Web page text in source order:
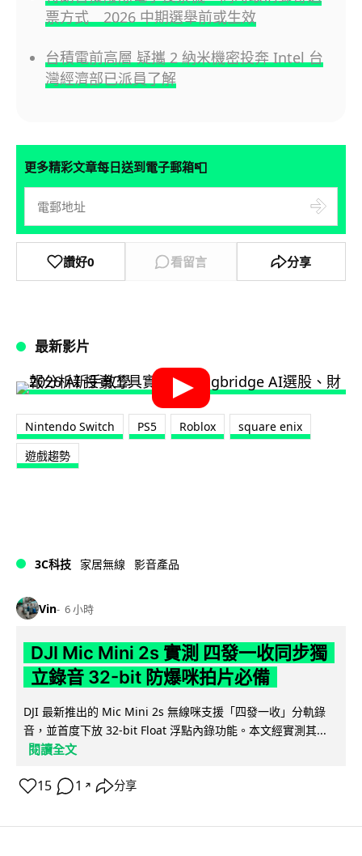
票方式 2026 中期選舉前或生效
台積電前高層 疑攜 2 納米機密投奔 Intel 台
灣經濟部已派員了解
更多精彩文章每日送到電子郵箱📮
讚好0 看留言 分享
最新影片
Nintendo Switch PS5 Roblox
square enix
遊戲趨勢
3C科技 家居無線 影音產品
Vin 6 小時
DJI Mic Mini 2s 實測 四發一收同步獨
立錄音 32-bit 防爆咪拍片必備
DJI 最新推出的 Mic Mini 2s 無線咪支援「四發一收」分軌錄
音，並首度下放 32-bit Float 浮點內錄功能。本文經實測其...
閱讀全文
15 1 ↗ 分享